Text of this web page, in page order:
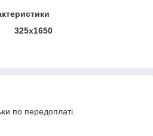
325x1650
по передоплаті.